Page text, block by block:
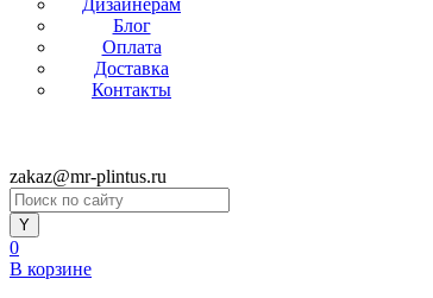
Дизайнерам
Блог
Оплата
Доставка
Контакты
zakaz@mr-plintus.ru
0
В корзине